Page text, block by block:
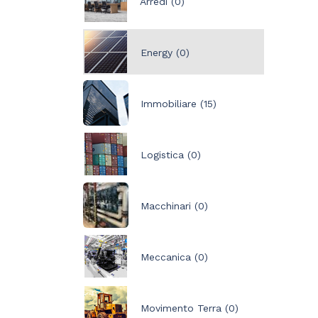
Energy (0)
Immobiliare (15)
Logistica (0)
Macchinari (0)
Meccanica (0)
Movimento Terra (0)